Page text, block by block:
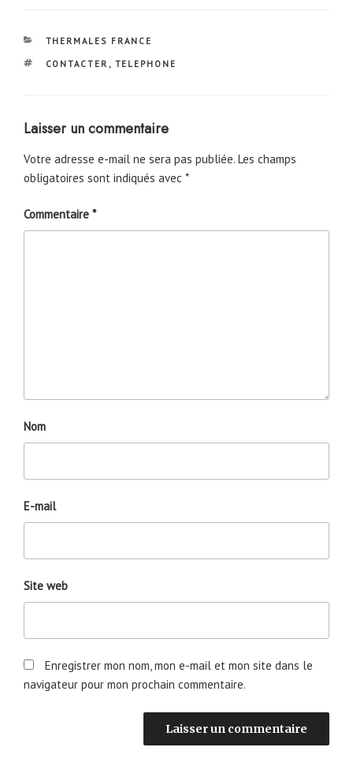
CATÉGORIES
THERMALES FRANCE
ÉTIQUETTES
CONTACTER , TELEPHONE
Laisser un commentaire
Votre adresse e-mail ne sera pas publiée. Les champs
obligatoires sont indiqués avec *
Commentaire *
Nom
E-mail
Site web
Enregistrer mon nom, mon e-mail et mon site dans le
navigateur pour mon prochain commentaire.